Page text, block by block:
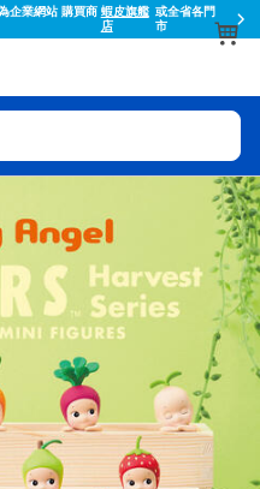
蝦皮結帳輸入折扣碼
具
系列